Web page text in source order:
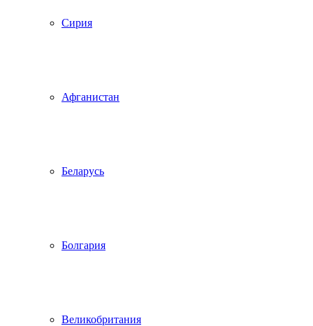
Сирия
Афганистан
Беларусь
Болгария
Великобритания